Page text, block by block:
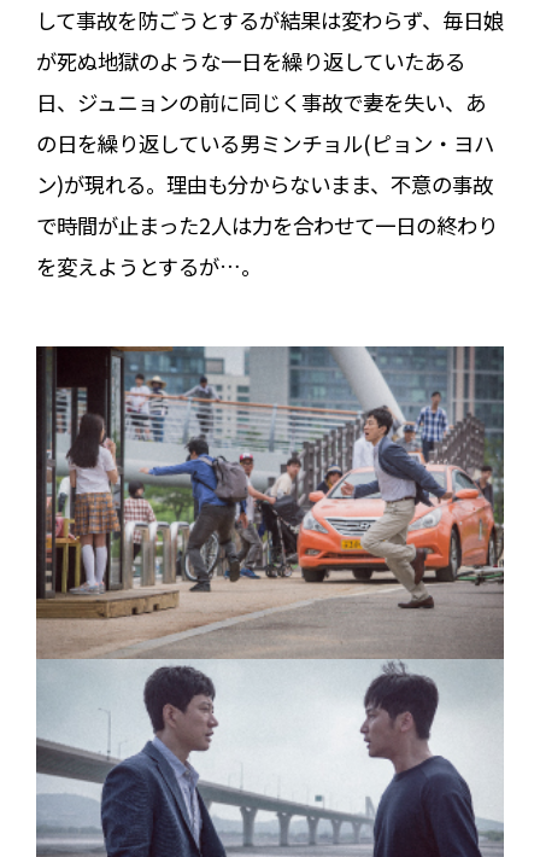
して事故を防ごうとするが結果は変わらず、毎日娘
が死ぬ地獄のような一日を繰り返していたある
日、ジュニョンの前に同じく事故で妻を失い、あ
の日を繰り返している男ミンチョル(ピョン・ヨハ
ン)が現れる。理由も分からないまま、不意の事故
で時間が止まった2人は力を合わせて一日の終わり
を変えようとするが…。